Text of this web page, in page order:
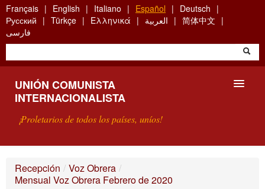
Skip
to
main
content
Français English Italiano Español
Deutsch
Русский
Türkçe Ελληνικά العربية
简体中文
فارسی
UNIÓN COMUNISTA
INTERNACIONALISTA
¡Proletarios de todos los países, uníos!
¿QUÉ ES LA UCI?
Recepción / Voz Obrera /
Mensual Voz Obrera Febrero de 2020